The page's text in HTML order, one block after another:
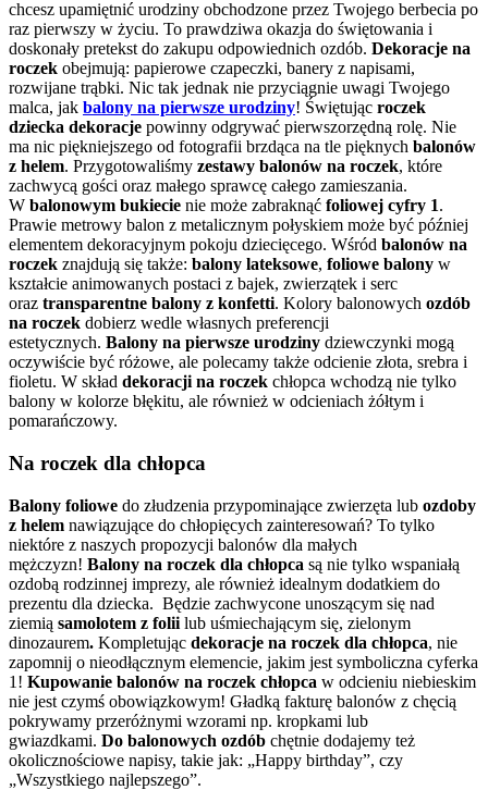
chcesz upamiętnić urodziny obchodzone przez Twojego berbecia po
raz pierwszy w życiu. To prawdziwa okazja do świętowania i
doskonały pretekst do zakupu odpowiednich ozdób. Dekoracje na
roczek obejmują: papierowe czapeczki, banery z napisami,
rozwijane trąbki. Nic tak jednak nie przyciągnie uwagi Twojego
malca, jak balony na pierwsze urodziny! Świętując roczek
dziecka dekoracje powinny odgrywać pierwszorzędną rolę. Nie
ma nic piękniejszego od fotografii brzdąca na tle pięknych balonów
z helem. Przygotowaliśmy zestawy balonów na roczek, które
zachwycą gości oraz małego sprawcę całego zamieszania.
W balonowym bukiecie nie może zabraknąć foliowej cyfry 1.
Prawie metrowy balon z metalicznym połyskiem może być później
elementem dekoracyjnym pokoju dziecięcego. Wśród balonów na
roczek znajdują się także: balony lateksowe, foliowe balony w
kształcie animowanych postaci z bajek, zwierzątek i serc
oraz transparentne balony z konfetti. Kolory balonowych ozdób
na roczek dobierz wedle własnych preferencji
estetycznych. Balony na pierwsze urodziny dziewczynki mogą
oczywiście być różowe, ale polecamy także odcienie złota, srebra i
fioletu. W skład dekoracji na roczek chłopca wchodzą nie tylko
balony w kolorze błękitu, ale również w odcieniach żółtym i
pomarańczowy.
Na roczek dla chłopca
Balony foliowe do złudzenia przypominające zwierzęta lub ozdoby
z helem nawiązujące do chłopięcych zainteresowań? To tylko
niektóre z naszych propozycji balonów dla małych
mężczyzn! Balony na roczek dla chłopca są nie tylko wspaniałą
ozdobą rodzinnej imprezy, ale również idealnym dodatkiem do
prezentu dla dziecka. Będzie zachwycone unoszącym się nad
ziemią samolotem z folii lub uśmiechającym się, zielonym
dinozaurem. Kompletując dekoracje na roczek dla chłopca, nie
zapomnij o nieodłącznym elemencie, jakim jest symboliczna cyferka
1! Kupowanie balonów na roczek chłopca w odcieniu niebieskim
nie jest czymś obowiązkowym! Gładką fakturę balonów z chęcią
pokrywamy przeróżnymi wzorami np. kropkami lub
gwiazdkami. Do balonowych ozdób chętnie dodajemy też
okolicznościowe napisy, takie jak: „Happy birthday”, czy
„Wszystkiego najlepszego”.